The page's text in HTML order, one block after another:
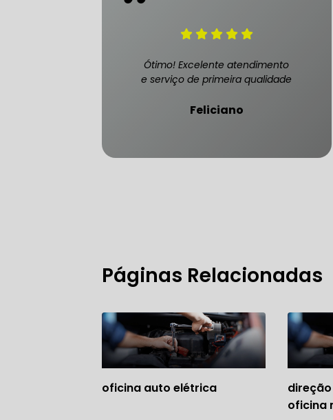
FREIO ABS
MECÂNICO
MECÂNICO
MECÂNICO
OFICINA
MECÂNICO
Ótimo! Excelente atendimento
e serviço de primeira qualidade
Feliciano
Páginas Relacionadas
oficina auto elétrica
oficina